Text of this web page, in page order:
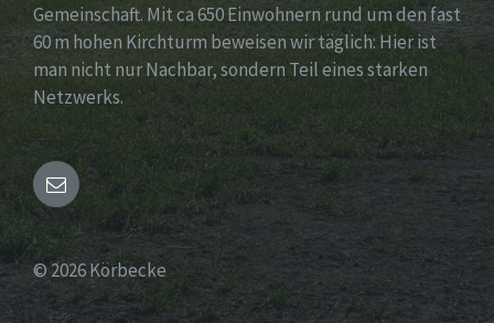
Gemeinschaft. Mit ca 650 Einwohnern rund um den fast
60 m hohen Kirchturm beweisen wir täglich: Hier ist
man nicht nur Nachbar, sondern Teil eines starken
Netzwerks.
Email
© 2026 Körbecke